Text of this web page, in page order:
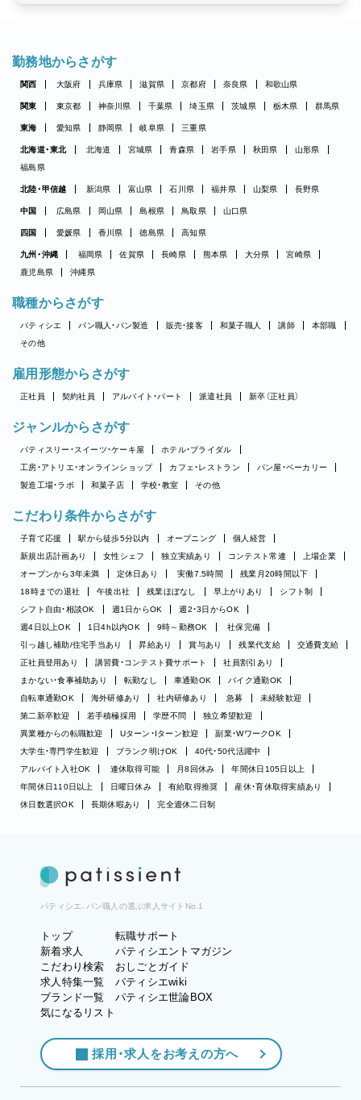
勤務地からさがす
関西 大阪府 兵庫県 滋賀県 京都府 奈良県 和歌山県
関東 東京都 神奈川県 千葉県 埼玉県 茨城県 栃木県 群馬県
東海 愛知県 静岡県 岐阜県 三重県
北海道・東北 北海道 宮城県 青森県 岩手県 秋田県
山形県
福島県
北陸・甲信越 新潟県 富山県 石川県 福井県 山梨県 長野県
中国 広島県 岡山県 島根県 鳥取県 山口県
四国 愛媛県 香川県 徳島県 高知県
九州・沖縄 福岡県 佐賀県 長崎県 熊本県 大分県
宮崎県
鹿児島県
沖縄県
職種からさがす
パティシエ パン職人・パン製造 販売・接客 和菓子職人 講師
本部職
その他
雇用形態からさがす
正社員 契約社員 アルバイト・パート 派遣社員 新卒（正社員）
ジャンルからさがす
パティスリー・スイーツ・ケーキ屋
ホテル・ブライダル
工房・アトリエ・オンラインショップ
カフェ・レストラン
パン屋・ベーカリー
製造工場・ラボ
和菓子店 学校・教室 その他
こだわり条件からさがす
子育て応援 駅から徒歩5分以内 オープニング
個人経営
新規出店計画あり
女性シェフ 独立実績あり コンテスト常連
上場企業
オープンから3年未満
定休日あり 実働7.5時間
残業月20時間以下
18時までの退社
午後出社 残業ほぼなし 早上がりあり
シフト制
シフト自由・相談OK
週1日からOK
週2・3日からOK
週4日以上OK
1日4h以内OK 9時～勤務OK
社保完備
引っ越し補助/住宅手当あり
昇給あり 賞与あり 残業代支給
交通費支給
正社員登用あり
講習費・コンテスト費サポート
社員割引あり
まかない・食事補助あり
転勤なし 車通勤OK
バイク通勤OK
自転車通勤OK
海外研修あり 社内研修あり 急募
未経験歓迎
第二新卒歓迎
若手積極採用 学歴不問
独立希望歓迎
異業種からの転職歓迎
Uターン・Iターン歓迎
副業・WワークOK
大学生・専門学生歓迎
ブランク明けOK
40代・50代活躍中
アルバイト入社OK
連休取得可能 月8回休み
年間休日105日以上
年間休日110日以上
日曜日休み 有給取得推奨
産休・育休取得実績あり
休日数選択OK
長期休暇あり 完全週休二日制
パティシエ、パン職人の選ぶ求人サイトNo.1
トップ
新着求人
こだわり検索
求人特集一覧
ブランド一覧
気になるリスト
転職サポート
パティシエントマガジン
おしごとガイド
パティシエwiki
パティシエ世論BOX
採用・求人をお考えの方へ